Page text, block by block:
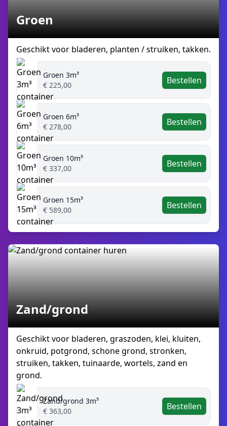
Groen
Geschikt voor bladeren, planten / struiken, takken.
Groen 3m³
€ 225,00
Bestellen
Groen 6m³
€ 278,00
Bestellen
Groen 10m³
€ 337,00
Bestellen
Groen 15m³
€ 589,00
Bestellen
Zand/grond
Geschikt voor bladeren, graszoden, klei, kluiten,
onkruid, potgrond, schone grond, stronken,
struiken, takken, tuinaarde, wortels, zand en
grond.
Zand/grond 3m³
€ 363,00
Bestellen